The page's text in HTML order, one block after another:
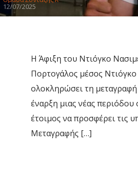
12/07/2025
Η Άφιξη του Ντιόγκο
Πορτογάλος μέσος
ολοκληρώσει τη
έναρξη μιας νέας περιόδου
έτοιμος να προσφέρει τις
Μεταγραφής […]